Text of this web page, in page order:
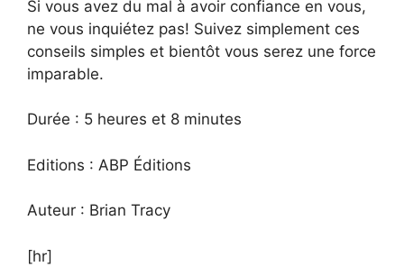
Si vous avez du mal à avoir confiance en vous,
ne vous inquiétez pas! Suivez simplement ces
conseils simples et bientôt vous serez une force
imparable.
Durée : 5 heures et 8 minutes
Editions : ABP Éditions
Auteur : Brian Tracy
[hr]